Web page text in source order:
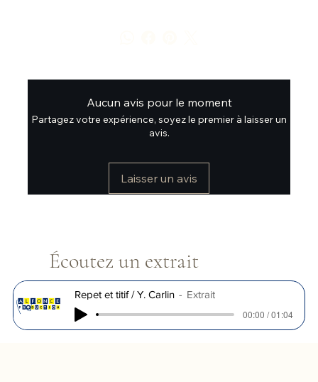
Aucun avis pour le moment
Partagez votre expérience, soyez le premier à laisser un
avis.
Laisser un avis
Écoutez un extrait
Repet et titif / Y. Carlin
Extrait
00:00 / 01:04